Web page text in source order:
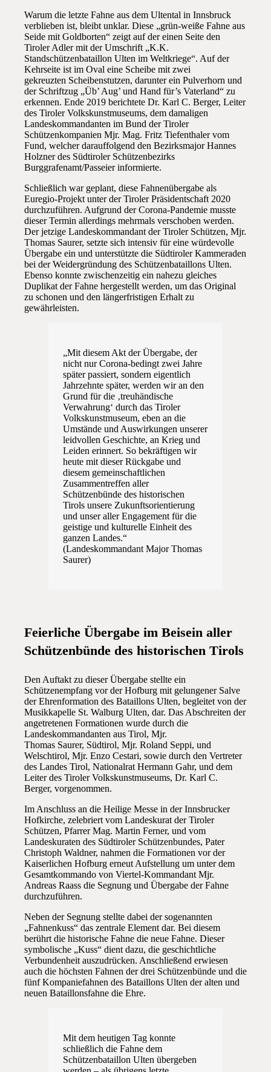
Warum die letzte Fahne aus dem Ultental in Innsbruck
verblieben ist, bleibt unklar. Diese „grün-weiße Fahne aus
Seide mit Goldborten“ zeigt auf der einen Seite den
Tiroler Adler mit der Umschrift „K.K.
Standschützenbataillon Ulten im Weltkriege“. Auf der
Kehrseite ist im Oval eine Scheibe mit zwei
gekreuzten Scheibenstutzen, darunter ein Pulverhorn und
der Schriftzug „Üb’ Aug’ und Hand für’s Vaterland“ zu
erkennen. Ende 2019 berichtete Dr. Karl C. Berger, Leiter
des Tiroler Volkskunstmuseums, dem damaligen
Landeskommandanten im Bund der Tiroler
Schützenkompanien Mjr. Mag. Fritz Tiefenthaler vom
Fund, welcher darauffolgend den Bezirksmajor Hannes
Holzner des Südtiroler Schützenbezirks
Burggrafenamt/Passeier informierte.
Schließlich war geplant, diese Fahnenübergabe als
Euregio-Projekt unter der Tiroler Präsidentschaft 2020
durchzuführen. Aufgrund der Corona-Pandemie musste
dieser Termin allerdings mehrmals verschoben werden.
Der jetzige Landeskommandant der Tiroler Schützen, Mjr.
Thomas Saurer, setzte sich intensiv für eine würdevolle
Übergabe ein und unterstützte die Südtiroler Kammeraden
bei der Weidergründung des Schützenbataillons Ulten.
Ebenso konnte zwischenzeitig ein nahezu gleiches
Duplikat der Fahne hergestellt werden, um das Original
zu schonen und den längerfristigen Erhalt zu
gewährleisten.
„Mit diesem Akt der Übergabe, der
nicht nur Corona-bedingt zwei Jahre
später passiert, sondern eigentlich
Jahrzehnte später, werden wir an den
Grund für die ‚treuhändische
Verwahrung‘ durch das Tiroler
Volkskunstmuseum, eben an die
Umstände und Auswirkungen unserer
leidvollen Geschichte, an Krieg und
Leiden erinnert. So bekräftigen wir
heute mit dieser Rückgabe und
diesem gemeinschaftlichen
Zusammentreffen aller
Schützenbünde des historischen
Tirols unsere Zukunftsorientierung
und unser aller Engagement für die
geistige und kulturelle Einheit des
ganzen Landes.“
(Landeskommandant Major Thomas
Saurer)
Feierliche Übergabe im Beisein aller
Schützenbünde des historischen Tirols
Den Auftakt zu dieser Übergabe stellte ein
Schützenempfang vor der Hofburg mit gelungener Salve
der Ehrenformation des Bataillons Ulten, begleitet von der
Musikkapelle St. Walburg Ulten, dar. Das Abschreiten der
angetretenen Formationen wurde durch die
Landeskommandanten aus Tirol, Mjr.
Thomas Saurer, Südtirol, Mjr. Roland Seppi, und
Welschtirol, Mjr. Enzo Cestari, sowie durch den Vertreter
des Landes Tirol, Nationalrat Hermann Gahr, und dem
Leiter des Tiroler Volkskunstmuseums, Dr. Karl C.
Berger, vorgenommen.
Im Anschluss an die Heilige Messe in der Innsbrucker
Hofkirche, zelebriert vom Landeskurat der Tiroler
Schützen, Pfarrer Mag. Martin Ferner, und vom
Landeskuraten des Südtiroler Schützenbundes, Pater
Christoph Waldner, nahmen die Formationen vor der
Kaiserlichen Hofburg erneut Aufstellung um unter dem
Gesamtkommando von Viertel-Kommandant Mjr.
Andreas Raass die Segnung und Übergabe der Fahne
durchzuführen.
Neben der Segnung stellte dabei der sogenannten
„Fahnenkuss“ das zentrale Element dar. Bei diesem
berührt die historische Fahne die neue Fahne. Dieser
symbolische „Kuss“ dient dazu, die geschichtliche
Verbundenheit auszudrücken. Anschließend erwiesen
auch die höchsten Fahnen der drei Schützenbünde und die
fünf Kompaniefahnen des Bataillons Ulten der alten und
neuen Bataillonsfahne die Ehre.
Mit dem heutigen Tag konnte
schließlich die Fahne dem
Schützenbataillon Ulten übergeben